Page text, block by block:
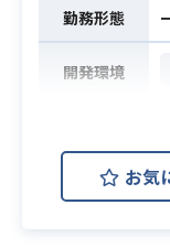
勤務形態
開発環境
お気